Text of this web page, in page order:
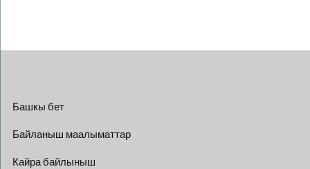
Башкы бет
Байланыш маалыматтар
Кайра байлыныш